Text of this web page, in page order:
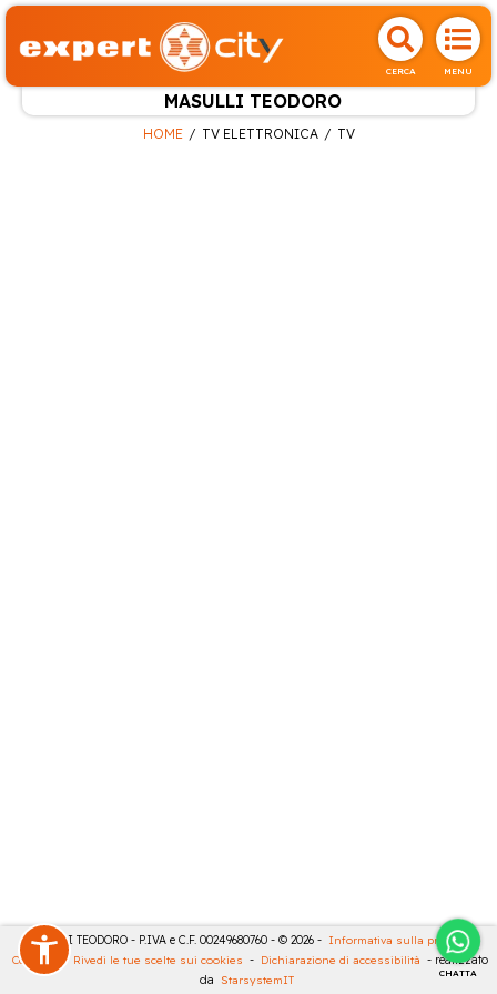
CERCA MENU
MASULLI TEODORO
CHATTA
HOME TV ELETTRONICA TV
MASULLI TEODORO - P.IVA e C.F. 00249680760 - © 2026 - Informativa sulla privacy -
Cookies
- Rivedi le tue scelte sui cookies - Dichiarazione di accessibilità - realizzato
da StarsystemIT